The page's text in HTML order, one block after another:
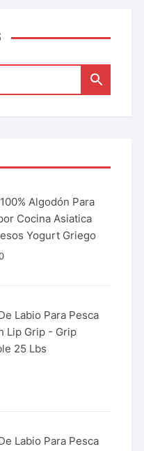
Algodón Para
Cocina Asiatica
Yogurt Griego
Labio Para Pesca
Lip Grip - Grip
25 Lbs
Labio Para Pesca